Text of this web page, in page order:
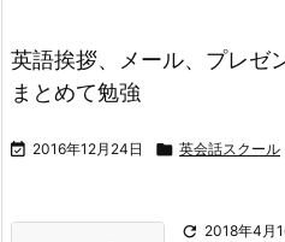
英語挨拶、メール、プレゼ
まとめて勉強
 2016年12月24日  英会話スクール
 2018年4月